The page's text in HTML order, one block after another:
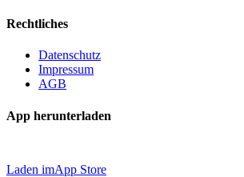
Rechtliches
Datenschutz
Impressum
AGB
App herunterladen
Laden imApp Store